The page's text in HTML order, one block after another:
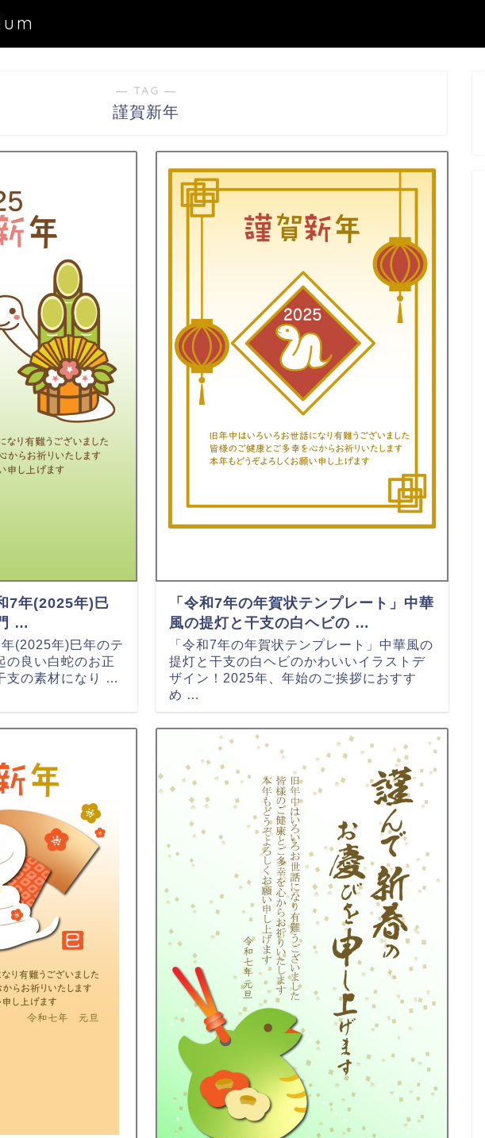
― TAG ―
謹賀新年
7年(2025年)巳
…
(2025年)巳年のテ
の良い白蛇のお正
支の素材になり …
「令和7年の年賀状テンプレート」中華
風の提灯と干支の白ヘビの …
「令和7年の年賀状テンプレート」中華風の
提灯と干支の白ヘビのかわいいイラストデ
ザイン！2025年、年始のご挨拶におすす
め …